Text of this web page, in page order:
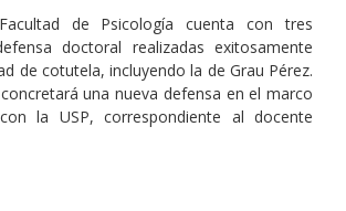
de Psicología cuenta con tres
doctoral realizadas exitosamente
de cotutela, incluyendo la de Grau Pérez.
una nueva defensa en el marco
la USP, correspondiente al docente